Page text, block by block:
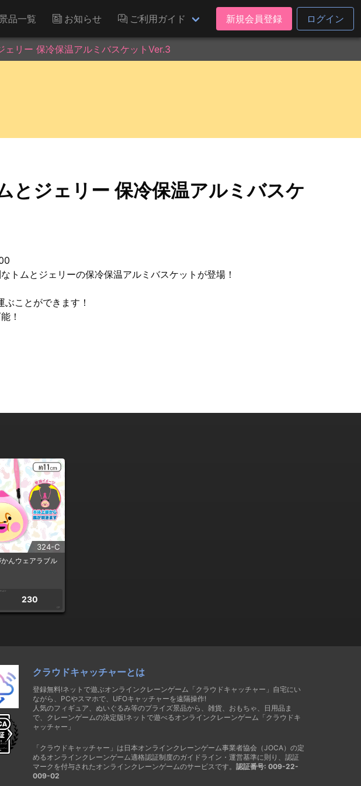
品一覧 お知らせ ご利用ガイド 新規会員登録 ログイン
ェリー 保冷保温アルミバスケットVer.3
とジェリー 保冷保温アルミバスケ
トムとジェリーの保冷保温アルミバスケットが登場！
ことができます！
！
324-C
んウェアラブル
1PLAY
230
CP
クラウドキャッチャーとは
登録無料!ネットで遊ぶオンラインクレーンゲーム「クラウドキャッチャー」自宅にい
ながら、PCやスマホで、UFOキャッチャーを遠隔操作!
人気のフィギュア、ぬいぐるみ等のプライズ景品から、雑貨、おもちゃ、日用品ま
で、クレーンゲームの決定版!ネットで遊べるオンラインクレーンゲーム「クラウドキ
ャッチャー」
「クラウドキャッチャー」は日本オンラインクレーンゲーム事業者協会（JOCA）の定
めるオンラインクレーンゲーム適格認証制度のガイドライン・運営基準に則り、認証
マークを付与されたオンラインクレーンゲームのサービスです。 認証番号: 009-22-
009-02